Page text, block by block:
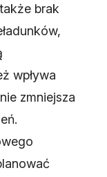
brak
wpływa
zmniejsza